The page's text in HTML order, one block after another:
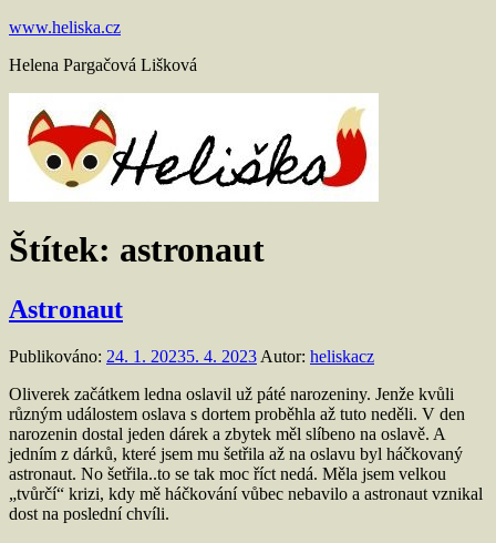
Přejít
obsahu
www.heliska.cz
Helena Pargačová Lišková
Štítek: astronaut
Astronaut
Publikováno: 24. 1. 20235. 4. 2023 Autor: heliskacz
Oliverek začátkem ledna oslavil už páté narozeniny. Jenže kvůli
různým událostem oslava s dortem proběhla až tuto neděli. V den
narozenin dostal jeden dárek a zbytek měl slíbeno na oslavě. A
jedním z dárků, které jsem mu šetřila až na oslavu byl háčkovaný
astronaut. No šetřila..to se tak moc říct nedá. Měla jsem velkou
„tvůrčí“ krizi, kdy mě háčkování vůbec nebavilo a astronaut vznikal
dost na poslední chvíli.